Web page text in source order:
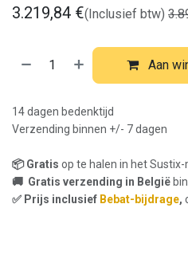
3.219,84 €(Inclusief btw)
Aan
14 dagen bedenktijd
Verzending binnen +/- 7 dagen
📦 Gratis op te halen in het
🚚 Gratis verzending in België
✅ Prijs inclusief Bebat-bijdrage,